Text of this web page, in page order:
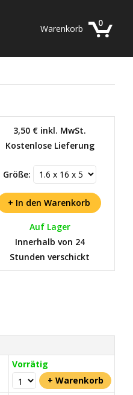
0
Warenkorb
3,50 € inkl. MwSt.
Kostenlose Lieferung
Größe:
Auf Lager
Innerhalb von 24
Stunden verschickt
Vorrätig